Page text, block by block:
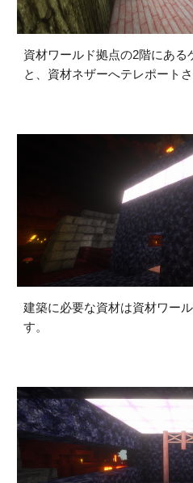
資材ワールド拠点の2階にある
と、 資材ネザーへテレポートさ
建築に必要な資材は資材ワー
す。